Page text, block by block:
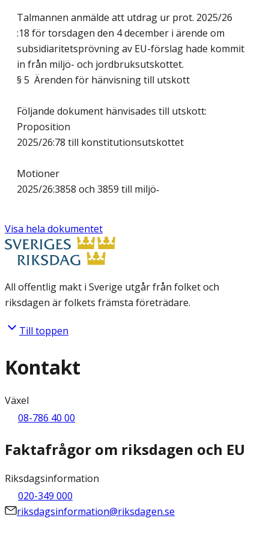
Talmannen anmälde att utdrag ur prot. 2025/26
:18 för torsdagen den 4 december i ärende om
subsidiaritetsprövning av EU-förslag hade kommit
in från miljö- och jordbruksutskottet.
§ 5 Ärenden för hänvisning till utskott
Följande dokument hänvisades till utskott:
Proposition
2025/26:78 till konstitutionsutskottet
Motioner
2025/26:3858 och 3859 till miljö‑
Visa hela dokumentet
All offentlig makt i Sverige utgår från folket och
riksdagen är folkets främsta företrädare.
Till toppen
Kontakt
Växel
08-786 40 00
Faktafrågor om riksdagen och EU
Riksdagsinformation
020-349 000
riksdagsinformation@riksdagen.se